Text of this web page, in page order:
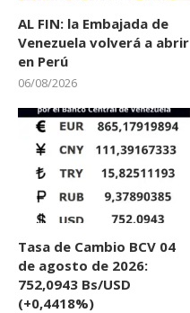
AL FIN: la Embajada de
Venezuela volverá a abrir
en Perú
06/08/2026
Tasa de Cambio BCV 04
de agosto de 2026:
752,0943 Bs/USD
(+0,4418%)